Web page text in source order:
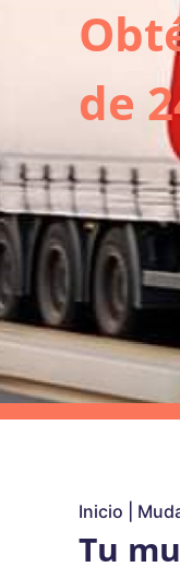
de
Inicio
Tu